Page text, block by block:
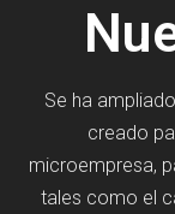
Se ha
creado
microempresa,
tales como el